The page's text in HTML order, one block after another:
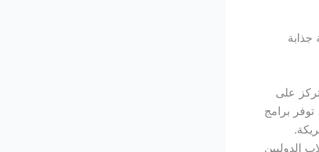
جذابة
على
برامج
الدوليين